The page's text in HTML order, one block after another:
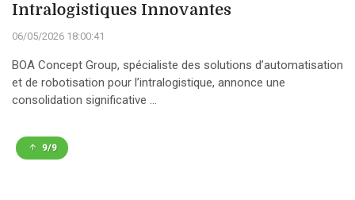
Intralogistiques Innovantes
06/05/2026 18:00:41
BOA Concept Group, spécialiste des solutions d’automatisation
et de robotisation pour l’intralogistique, annonce une
consolidation significative ...
9/9